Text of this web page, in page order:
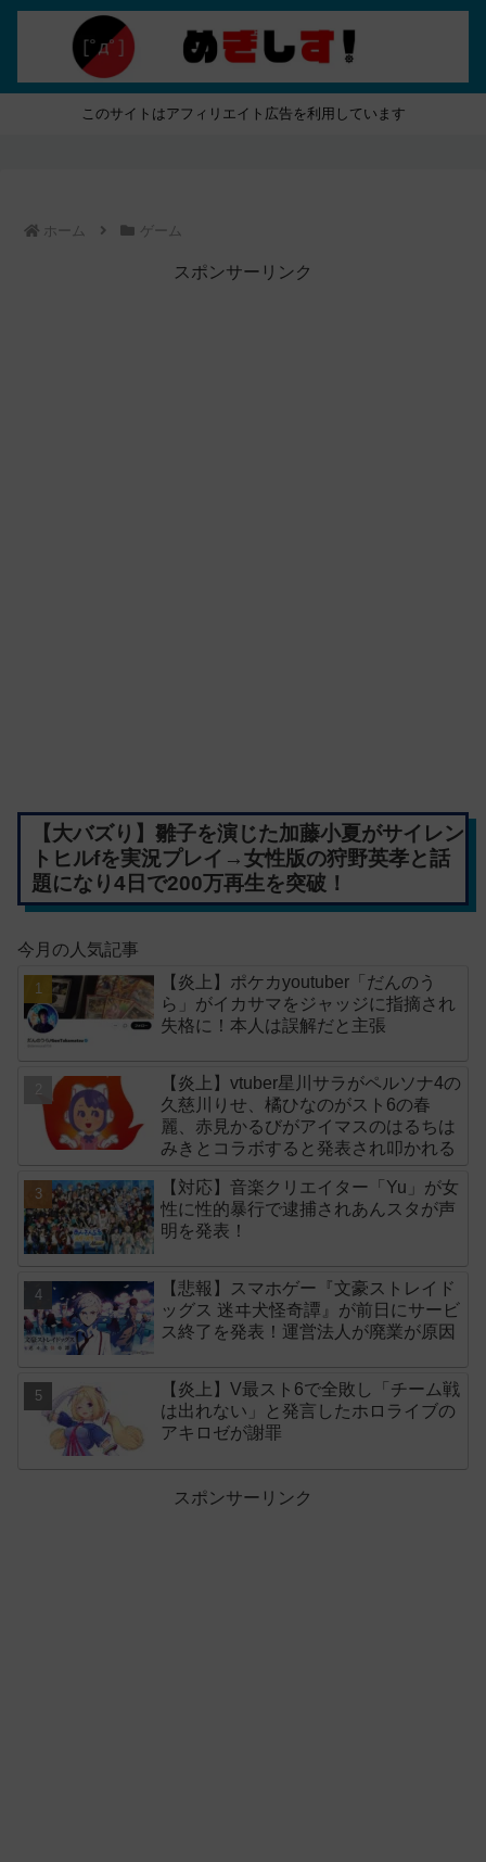
このサイトはアフィリエイト広告を利用しています
ホーム ゲーム
スポンサーリンク
【大バズり】雛子を演じた加藤小夏がサイレン
トヒルfを実況プレイ→女性版の狩野英孝と話
題になり4日で200万再生を突破！
今月の人気記事
【炎上】ポケカyoutuber「だんのう
ら」がイカサマをジャッジに指摘され
失格に！本人は誤解だと主張
【炎上】vtuber星川サラがペルソナ4の
久慈川りせ、橘ひなのがスト6の春
麗、赤見かるびがアイマスのはるちは
みきとコラボすると発表され叩かれる
【対応】音楽クリエイター「Yu」が女
性に性的暴行で逮捕されあんスタが声
明を発表！
【悲報】スマホゲー『文豪ストレイド
ッグス 迷ヰ犬怪奇譚』が前日にサービ
ス終了を発表！運営法人が廃業が原因
【炎上】V最スト6で全敗し「チーム戦
は出れない」と発言したホロライブの
アキロゼが謝罪
スポンサーリンク